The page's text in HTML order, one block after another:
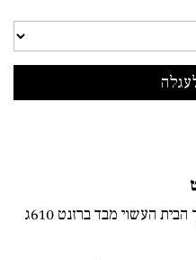
כיסוי למכונת כביסה בחוץ או בתוך הבית העשוי מבד ברזנט 610ג